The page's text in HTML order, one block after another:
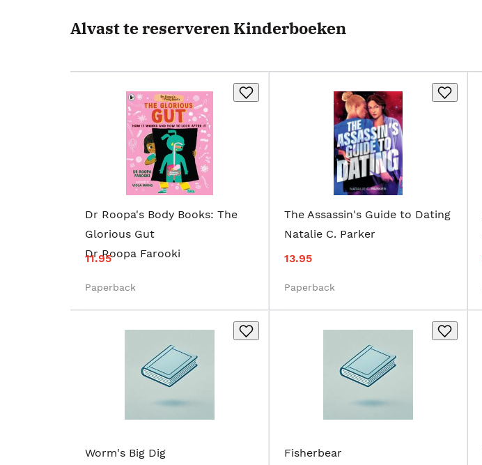
Alvast te reserveren Kinderboeken
Dr Roopa's Body Books: The
Glorious Gut
Dr Roopa Farooki
11.95
Paperback
The Assassin's Guide to Dating
Natalie C. Parker
13.95
Paperback
Worm's Big Dig
Fisherbear